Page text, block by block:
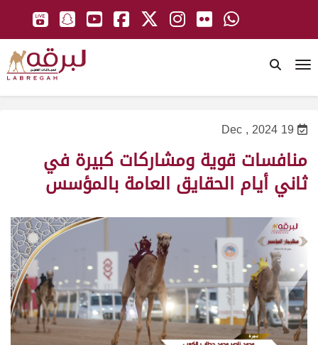
19 Dec , 2024
منافسات قوية ومشاركات كبيرة في
ثاني أيام الحقايق العامة بالمؤسس